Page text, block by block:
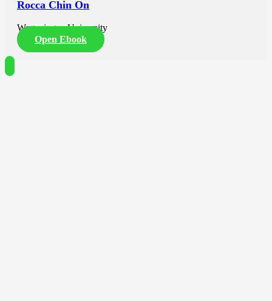
Rocca Chin On
Wageningen University
Open Ebook